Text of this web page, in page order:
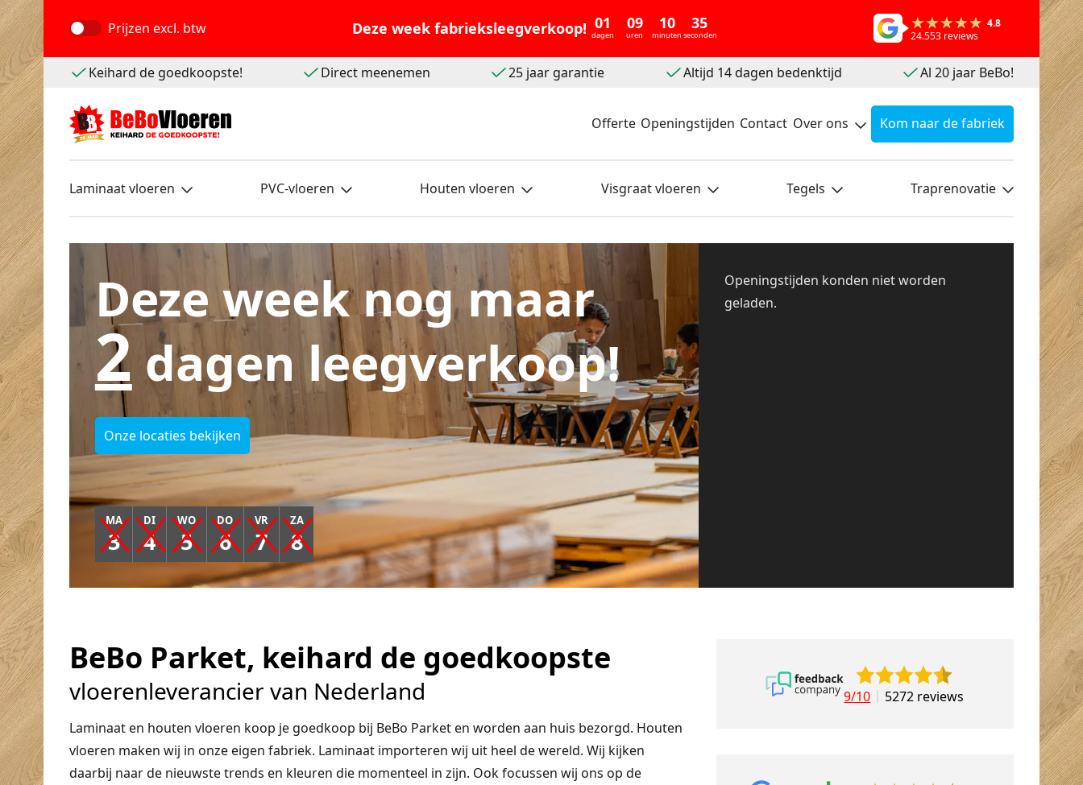
Prijzen excl. btw Deze week fabrieksleegverkoop! 01
dagen
09
uren
10
minuten
33
seconden
4.8
24.553 reviews
Keihard de goedkoopste! Direct meenemen 25 jaar garantie Altijd 14 dagen bedenktijd Al 20 jaar BeBo!
Offerte Openingstijden Contact Over ons Kom naar de fabriek
Laminaat vloeren PVC-vloeren Houten vloeren Visgraat vloeren Tegels Traprenovatie
Deze week nog maar
2 dagen leegverkoop!
Onze locaties bekijken
MA
3
DI
4
WO
5
DO
6
VR
7
ZA
8
Openingstijden konden niet worden
geladen.
BeBo Parket, keihard de goedkoopste
vloerenleverancier van Nederland
Laminaat en houten vloeren koop je goedkoop bij BeBo Parket en worden aan huis bezorgd. Houten
vloeren maken wij in onze eigen fabriek. Laminaat importeren wij uit heel de wereld. Wij kijken
daarbij naar de nieuwste trends en kleuren die momenteel in zijn. Ook focussen wij ons op de
9/10 5272 reviews